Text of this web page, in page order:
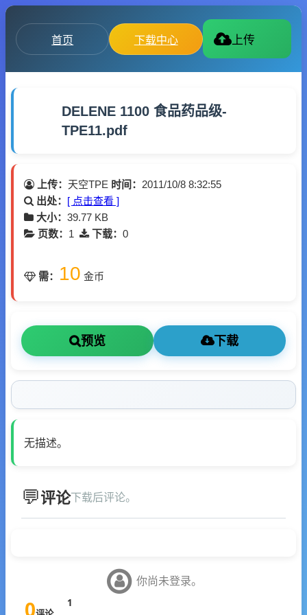
首页 下载中心 上传
DELENE 1100 食品药品级-
TPE11.pdf
上传： 天空TPE 时间： 2011/10/8 8:32:55
出处： [ 点击查看 ]
大小： 39.77 KB
页数： 1 下载： 0
需： 10 金币
预览 下载
无描述。
评论下载后评论。
你尚未登录。
0 1